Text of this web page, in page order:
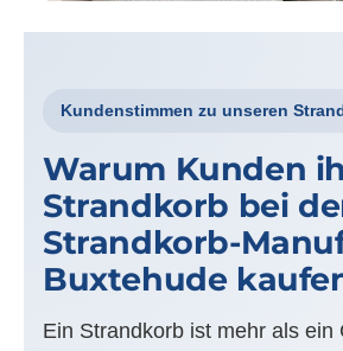
Kundenstimmen zu unseren
Warum Kunden
Strandkorb bei
Strandkorb-
Buxtehude
Ein Strandkorb ist mehr als ein